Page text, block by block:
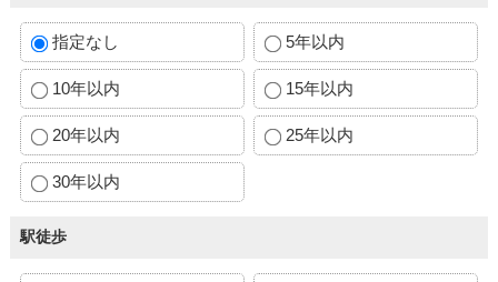
指定なし 5年以内
10年以内 15年以内
20年以内 25年以内
30年以内
駅徒歩